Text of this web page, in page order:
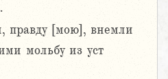
правду [мою], внемли
мольбу из уст